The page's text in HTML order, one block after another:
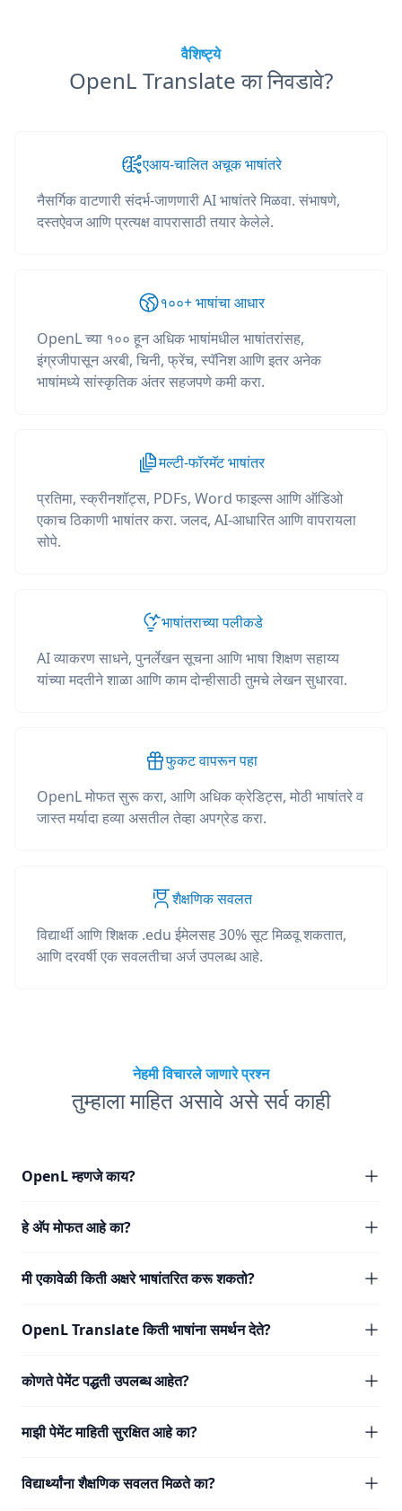
वैशिष्ट्ये
OpenL Translate का निवडावे?
एआय-चालित अचूक भाषांतरे
नैसर्गिक वाटणारी संदर्भ-जाणणारी AI भाषांतरे मिळवा. संभाषणे,
दस्तऐवज आणि प्रत्यक्ष वापरासाठी तयार केलेले.
१००+ भाषांचा आधार
OpenL च्या १०० हून अधिक भाषांमधील भाषांतरांसह,
इंग्रजीपासून अरबी, चिनी, फ्रेंच, स्पॅनिश आणि इतर अनेक
भाषांमध्ये सांस्कृतिक अंतर सहजपणे कमी करा.
मल्टी-फॉरमॅट भाषांतर
प्रतिमा, स्क्रीनशॉट्स, PDFs, Word फाइल्स आणि ऑडिओ
एकाच ठिकाणी भाषांतर करा. जलद, AI-आधारित आणि वापरायला
सोपे.
भाषांतराच्या पलीकडे
AI व्याकरण साधने, पुनर्लेखन सूचना आणि भाषा शिक्षण सहाय्य
यांच्या मदतीने शाळा आणि काम दोन्हीसाठी तुमचे लेखन सुधारवा.
फुकट वापरून पहा
OpenL मोफत सुरू करा, आणि अधिक क्रेडिट्स, मोठी भाषांतरे व
जास्त मर्यादा हव्या असतील तेव्हा अपग्रेड करा.
शैक्षणिक सवलत
विद्यार्थी आणि शिक्षक .edu ईमेलसह 30% सूट मिळवू शकतात,
आणि दरवर्षी एक सवलतीचा अर्ज उपलब्ध आहे.
नेहमी विचारले जाणारे प्रश्न
तुम्हाला माहित असावे असे सर्व काही
OpenL म्हणजे काय?
हे अ‍ॅप मोफत आहे का?
मी एकावेळी किती अक्षरे भाषांतरित करू शकतो?
OpenL Translate किती भाषांना समर्थन देते?
कोणते पेमेंट पद्धती उपलब्ध आहेत?
माझी पेमेंट माहिती सुरक्षित आहे का?
विद्यार्थ्यांना शैक्षणिक सवलत मिळते का?